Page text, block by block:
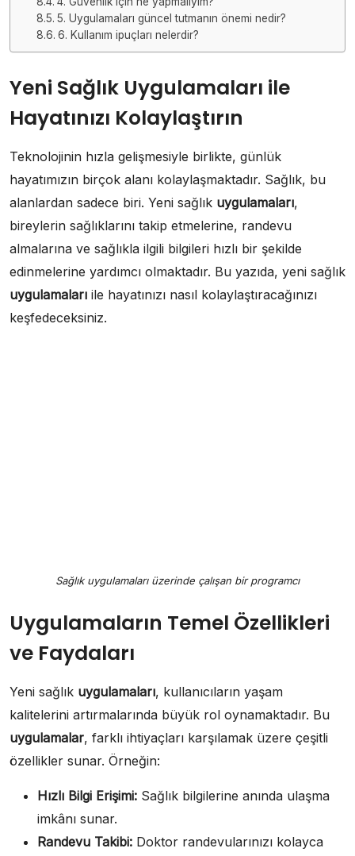
5. Uygulamaları güncel tutmanın önemi nedir?
6. Kullanım ipuçları nelerdir?
Yeni Sağlık Uygulamaları ile
Hayatınızı Kolaylaştırın
Teknolojinin hızla gelişmesiyle birlikte, günlük
hayatımızın birçok alanı kolaylaşmaktadır. Sağlık, bu
alanlardan sadece biri. Yeni sağlık uygulamaları,
bireylerin sağlıklarını takip etmelerine, randevu
almalarına ve sağlıkla ilgili bilgileri hızlı bir şekilde
edinmelerine yardımcı olmaktadır. Bu yazıda, yeni sağlık
uygulamaları ile hayatınızı nasıl kolaylaştıracağınızı
keşfedeceksiniz.
Sağlık uygulamaları üzerinde çalışan bir programcı
Uygulamaların Temel Özellikleri
ve Faydaları
Yeni sağlık uygulamaları, kullanıcıların yaşam
kalitelerini artırmalarında büyük rol oynamaktadır. Bu
uygulamalar, farklı ihtiyaçları karşılamak üzere çeşitli
özellikler sunar. Örneğin:
Hızlı Bilgi Erişimi: Sağlık bilgilerine anında ulaşma
imkânı sunar.
Randevu Takibi: Doktor randevularınızı kolayca